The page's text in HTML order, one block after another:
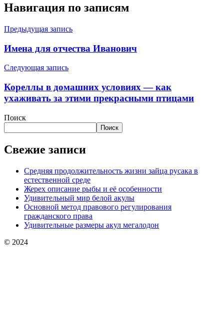
Навигация по записям
Предыдущая запись
Имена для отчества Иванович
Следующая запись
Кореллы в домашних условиях — как
ухаживать за этими прекрасными птицами
Поиск
Поиск
Свежие записи
Средняя продолжительность жизни зайца русака в
естественной среде
Жерех описание рыбы и её особенности
Удивительный мир белой акулы
Основной метод правового регулирования
гражданского права
Удивительные размеры акул мегалодон
© 2024